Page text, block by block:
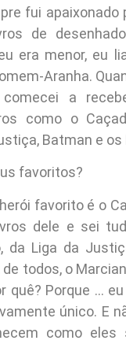
fui
de
era menor, eu
Aranha.
a
como o
Batman e os
favoritos?
favorito é o
dele e sei
da Liga da
de todos, o
quê? Porque …
único. E
como eles